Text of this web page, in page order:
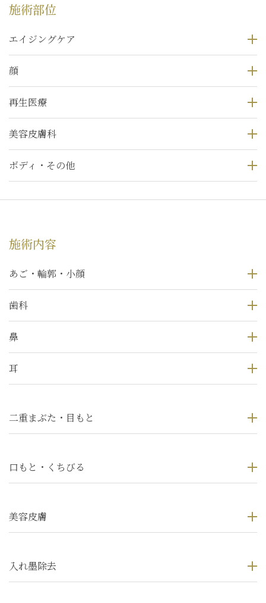
施術部位
エイジングケア
顔
再生医療
美容皮膚科
ボディ・その他
施術内容
あご・輪郭・小顔
歯科
鼻
耳
二重まぶた・目もと
口もと・くちびる
美容皮膚
入れ墨除去